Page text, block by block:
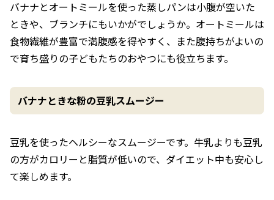
バナナとオートミールを使った蒸しパンは小腹が空いた
ときや、ブランチにもいかがでしょうか。オートミールは
食物繊維が豊富で満腹感を得やすく、また腹持ちがよいの
で育ち盛りの子どもたちのおやつにも役立ちます。
バナナときな粉の豆乳スムージー
豆乳を使ったヘルシーなスムージーです。牛乳よりも豆乳
の方がカロリーと脂質が低いので、ダイエット中も安心し
て楽しめます。